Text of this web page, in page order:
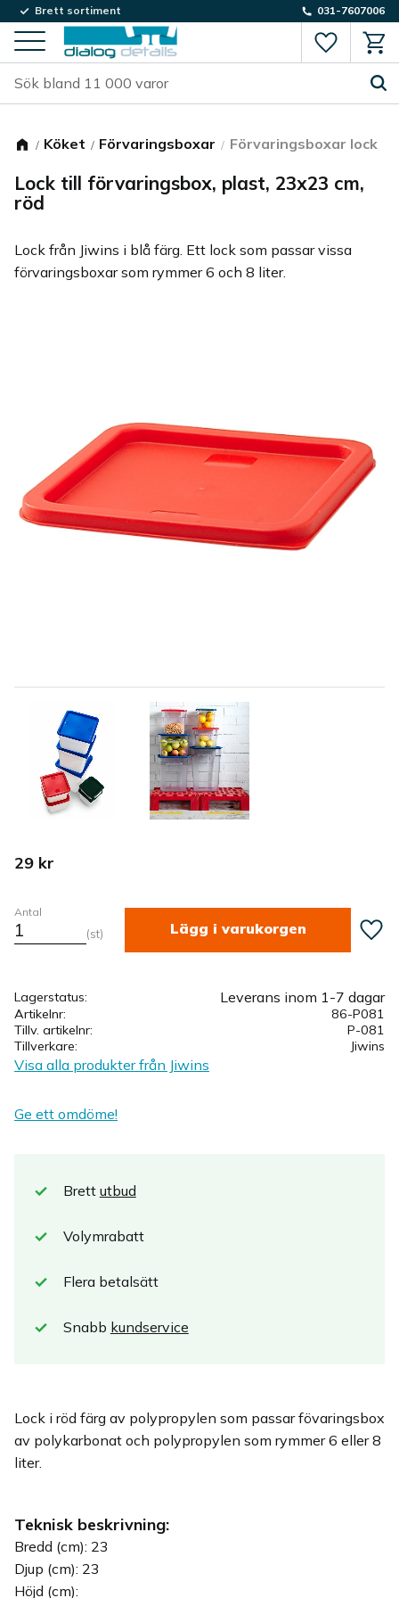
Meny
Brett sortiment 031-7607006
Köket Förvaringsboxar Förvaringsboxar lock
Lock till förvaringsbox, plast, 23x23 cm,
röd
Lock från Jiwins i blå färg. Ett lock som passar vissa
förvaringsboxar som rymmer 6 och 8 liter.
29 kr
Antal
st Lägg
Lagerstatus Leverans inom 1-7 dagar
Artikelnr
86-P081
Tillv. artikelnr
P-081
Tillverkare
Jiwins
Visa alla produkter från Jiwins
Ge ett omdöme!
Brett utbud
Volymrabatt
Flera betalsätt
Snabb kundservice
Lock i röd färg av polypropylen som passar fövaringsbox
av polykarbonat och polypropylen som rymmer 6 eller 8
liter.
Teknisk beskrivning:
Bredd (cm): 23
Djup (cm): 23
Höjd (cm):